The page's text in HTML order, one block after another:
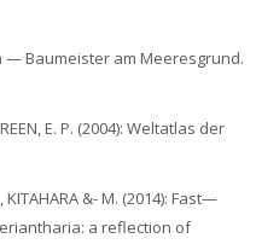
— Baumeister am Meeresgrund.
E. P. (2004): Weltatlas der
KITAHARA &- M. (2014): Fast—
a reflection of